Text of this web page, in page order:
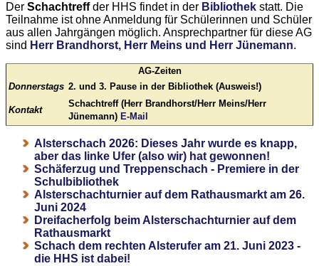
Der Schachtreffder HHS findet in der Bibliothek statt. Die
Teilnahme ist ohne Anmeldung für Schülerinnen und Schüler
aus allen Jahrgängen möglich. Ansprechpartner für diese AG
sind Herr Brandhorst, Herr Meins und Herr Jünemann.
AG-Zeiten
Donnerstags 2. und 3. Pause in der Bibliothek (Ausweis!)
Kontakt
Schachtreff (Herr Brandhorst/Herr Meins/Herr
Jünemann) E-Mail
Alsterschach 2026: Dieses Jahr wurde es knapp,
aber das linke Ufer (also wir) hat gewonnen!
Schäferzug und Treppenschach - Premiere in der
Schulbibliothek
Alsterschachturnier auf dem Rathausmarkt am 26.
Juni 2024
Dreifacherfolg beim Alsterschachturnier auf dem
Rathausmarkt
Schach dem rechten Alsterufer am 21. Juni 2023 -
die HHS ist dabei!